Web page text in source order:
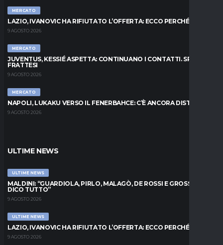
MERCATO
LAZIO, IVANOVIC HA RIFIUTATO L’OFFERTA: ECCO PERCHÉ
9 AGOSTO 2026
MERCATO
JUVENTUS, KESSIÉ ASPETTA: CONTINUANO I CONTATTI. SPUNTA
FRATTESI
9 AGOSTO 2026
MERCATO
NAPOLI, LUKAKU VERSO IL FENERBAHCE: C’È ANCORA DISTANZA
9 AGOSTO 2026
ULTIME NEWS
ULTIME NEWS
MALDINI: “GUARDIOLA, PIRLO, MALAGÒ, DE ROSSI E GROSSO: VI
DICO TUTTO”
9 AGOSTO 2026
ULTIME NEWS
LAZIO, IVANOVIC HA RIFIUTATO L’OFFERTA: ECCO PERCHÉ
9 AGOSTO 2026